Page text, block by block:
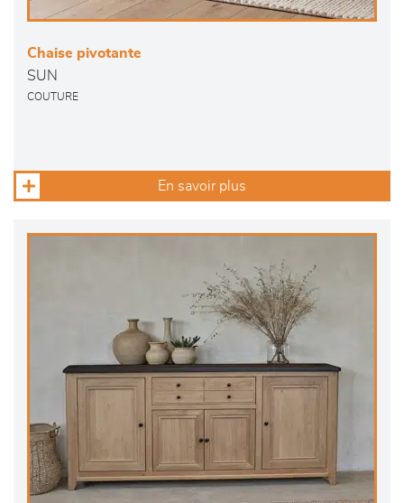
Chaise pivotante
SUN
COUTURE
En savoir plus